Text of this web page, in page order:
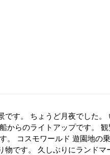
です。 ちょうど月夜でした。
からのライトアップです。
。 コスモワールド 遊園地の
物です。 久しぶりにランドマ